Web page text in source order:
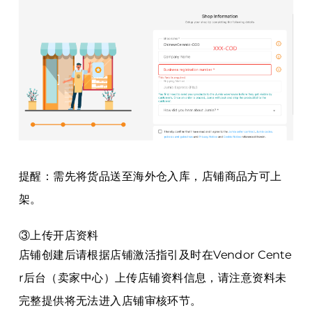
提醒：需先将货品送至海外仓入库，店铺商品方可上
架。
③上传开店资料
店铺创建后请根据店铺激活指引及时在Vendor Cente
r后台（卖家中心）上传店铺资料信息，请注意资料未
完整提供将无法进入店铺审核环节。